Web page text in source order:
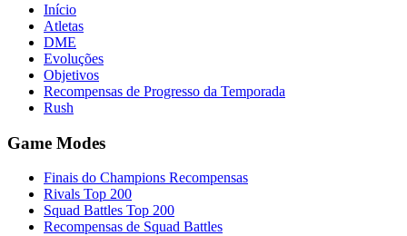
Início
Atletas
DME
Evoluções
Objetivos
Recompensas de Progresso da Temporada
Rush
Game Modes
Finais do Champions Recompensas
Rivals Top 200
Squad Battles Top 200
Recompensas de Squad Battles